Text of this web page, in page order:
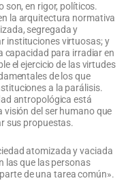
son, en rigor, políticos.
la arquitectura normativa
segregada y
instituciones virtuosas; y
capacidad para irradiar en
el ejercicio de las virtudes
de los que
a la parálisis.
antropológica está
del ser humano que
sus propuestas.
atomizada y vaciada
las que las personas
de una tarea común».